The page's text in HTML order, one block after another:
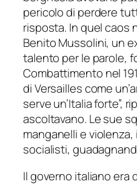
pericolo di perdere
risposta. In quel caos
Benito Mussolini, un
talento per le parole,
Combattimento nel
di Versailles come
serve un’Italia forte”,
ascoltavano. Le sue
manganelli e
socialisti,
Il governo italiano era